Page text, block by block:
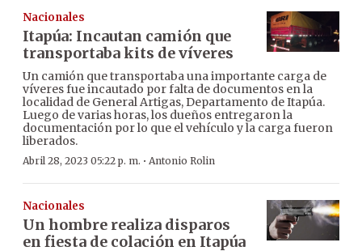
Nacionales
Itapúa: Incautan camión que
transportaba kits de víveres
Un camión que transportaba una importante carga de
víveres fue incautado por falta de documentos en la
localidad de General Artigas, Departamento de Itapúa.
Luego de varias horas, los dueños entregaron la
documentación por lo que el vehículo y la carga fueron
liberados.
Abril 28, 2023 05:22 p. m. · Antonio Rolin
Nacionales
Un hombre realiza disparos
en fiesta de colación en Itapúa